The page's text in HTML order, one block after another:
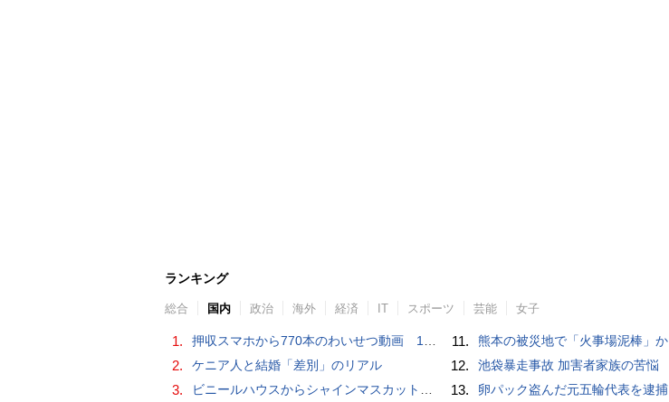
ランキング
総合 国内 政治 海外 経済 IT スポーツ 芸能 女子
1. 押収スマホから770本のわいせつ動画 15歳少女に酒と薬飲ませ性的暴行か 54歳男を再逮捕 「薬もありますよ」とSNSで誘い出し
2. ケニア人と結婚「差別」のリアル
3. ビニールハウスからシャインマスカット約200房を盗んだ疑い ネットで販売か 無職の男（42）逮捕 岡山県警
11. 熊本の被災地で「火事場泥棒」か
12. 池袋暴走事故 加害者家族の苦悩
13. 卵パック盗んだ元五輪代表を逮捕